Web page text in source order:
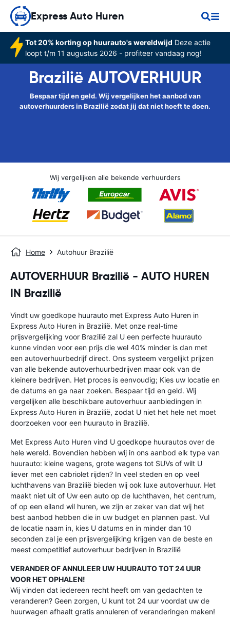
Express Auto Huren
Tot 20% korting op huurauto's wereldwijd Deze actie
loopt t/m 11 augustus 2026 - profiteer vandaag nog!
Brazilië AUTOVERHUUR
Bespaar tijd en geld. Wij vergelijken het aanbod van
autoverhuurders in Brazilië zodat jij dat niet hoeft te doen.
Wij vergelijken alle bekende verhuurders
Home Autohuur Brazilië
AUTOVERHUUR Brazilië - AUTO HUREN
IN Brazilië
Vindt uw goedkope huurauto met Express Auto Huren in
Express Auto Huren in Brazilië. Met onze real-time
prijsvergelijking voor Brazilië zal U een perfecte huurauto
kunne vinden voor een prijs die wel 40% minder is dan met
een autoverhuurbedrijf direct. Ons systeem vergelijkt prijzen
van alle bekende autoverhuurbedrijven maar ook van de
kleinere bedrijven. Het proces is eenvoudig; Kies uw locatie en
de datums en ga naar zoeken. Bespaar tijd en geld. Wij
vergelijken alle beschikbare autoverhuur aanbiedingen in
Express Auto Huren in Brazilië, zodat U niet het hele net moet
doorzoeken voor een huurauto in Brazilië.
Met Express Auto Huren vind U goedkope huurautos over de
hele wereld. Bovendien hebben wij in ons aanbod elk type van
huurauto: kleine wagens, grote wagens tot SUVs of wilt U
liever met een cabriolet rijden? In veel steden en op veel
luchthavens van Brazilië bieden wij ook luxe autoverhuur. Het
maakt niet uit of Uw een auto op de luchthaven, het centrum,
of op een eiland wil huren, we zijn er zeker van dat wij het
best aanbod hebben die in uw budget en plannen past. Vul
de locatie naam in, kies U datums en in minder dan 10
seconden zal je een prijsvergelijking krijgen van de beste en
meest competitief autoverhuur bedrijven in Brazilië
VERANDER OF ANNULEER UW HUURAUTO TOT 24 UUR
VOOR HET OPHALEN!
Wij vinden dat iedereen recht heeft om van gedachten te
veranderen? Geen zorgen, U kunt tot 24 uur voordat uw de
huurwagen afhaalt gratis annuleren of veranderingen maken!